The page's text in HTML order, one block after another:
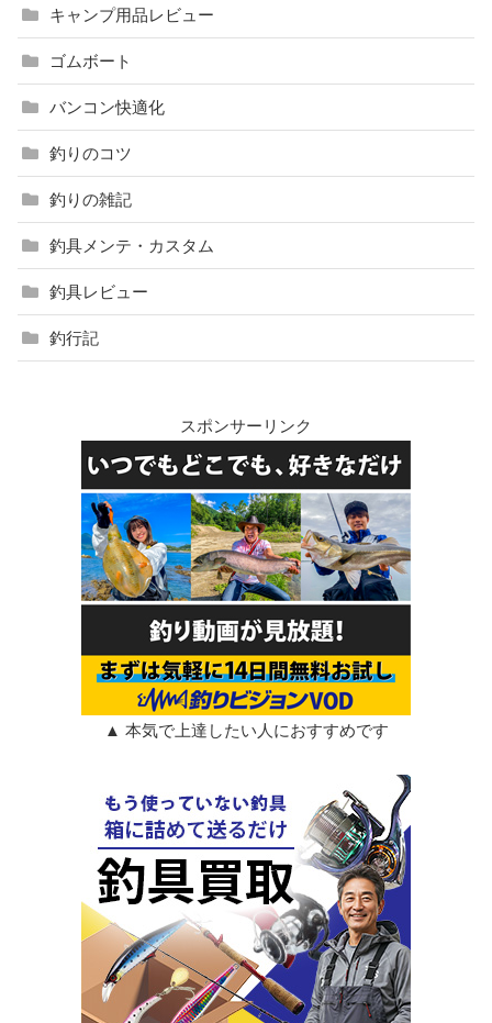
キャンプ用品レビュー
ゴムボート
バンコン快適化
釣りのコツ
釣りの雑記
釣具メンテ・カスタム
釣具レビュー
釣行記
スポンサーリンク
▲ 本気で上達したい人におすすめです